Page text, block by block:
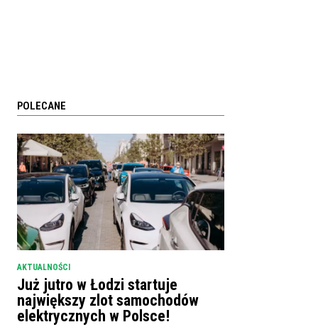
POLECANE
AKTUALNOŚCI
Już jutro w Łodzi startuje
największy zlot samochodów
elektrycznych w Polsce!